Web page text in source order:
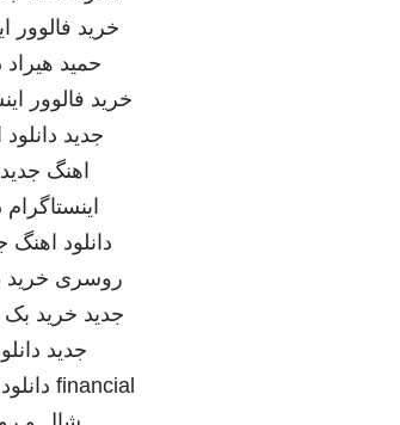
خرید فالوور
حمید هیراد
خرید فالوور
جدید
اهنگ جدید
اینستاگرام
دانلود اهنگ
روسری خرید
جدید خرید بک
جدید
financial